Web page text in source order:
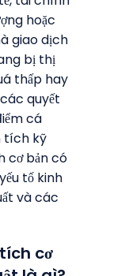
hoặc
giao dịch
bị thị
thấp hay
quyết
cá
tích kỹ
cơ bản có
tố kinh
và các
cơ